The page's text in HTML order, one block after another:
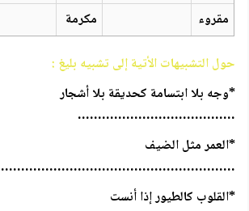
مقروء
مكرمة
حول التشبيهات الأتية إلى تشبيه بليغ :
*وجه بلا ابتسامة كحديقة بلا أشجار
…………………………………
*العمر مثل الضيف
*القلوب كالطيور إذا أنست